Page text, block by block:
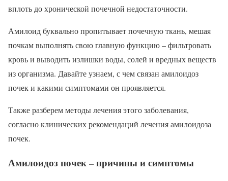
вплоть до хронической почечной недостаточности.
Амилоид буквально пропитывает почечную ткань, мешая
почкам выполнять свою главную функцию – фильтровать
кровь и выводить излишки воды, солей и вредных веществ
из организма. Давайте узнаем, с чем связан амилоидоз
почек и какими симптомами он проявляется.
Также разберем методы лечения этого заболевания,
согласно клинических рекомендаций лечения амилоидоза
почек.
Амилоидоз почек – причины и симптомы